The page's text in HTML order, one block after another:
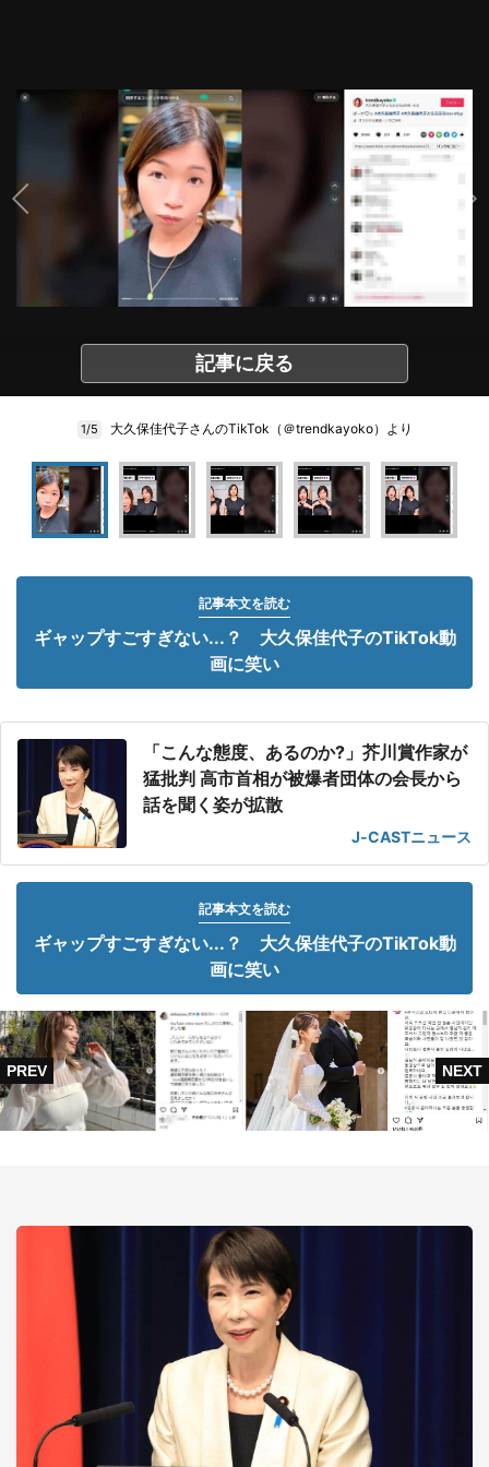
記事に戻る
1/5 大久保佳代子さんのTikTok（＠trendkayoko）より
記事本文を読む
ギャップすごすぎない...？ 大久保佳代子のTikTok動
画に笑い
「こんな態度、あるのか?」芥川賞作家が
猛批判 高市首相が被爆者団体の会長から
話を聞く姿が拡散
J-CASTニュース
記事本文を読む
ギャップすごすぎない...？ 大久保佳代子のTikTok動
画に笑い